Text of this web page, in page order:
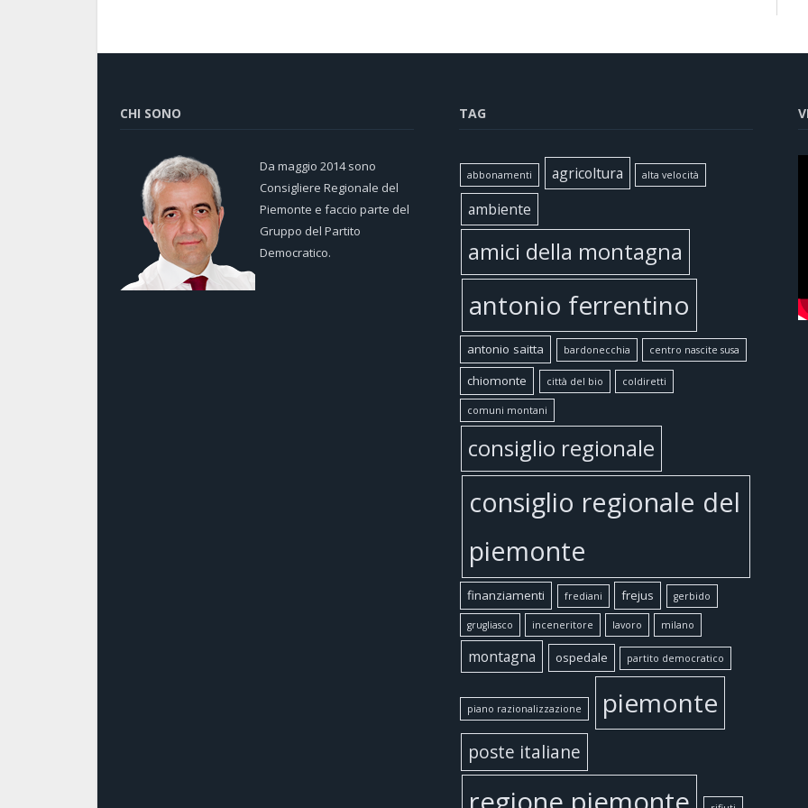
CHI SONO
Da maggio 2014 sono
Consigliere Regionale del
Piemonte e faccio parte del
Gruppo del Partito
Democratico.
TAG
abbonamenti agricoltura alta velocità
ambiente
amici della montagna
antonio ferrentino
antonio saitta bardonecchia centro nascite susa
chiomonte città del bio coldiretti
comuni montani
consiglio regionale
consiglio regionale del
piemonte
finanziamenti frediani frejus gerbido
grugliasco inceneritore lavoro milano
montagna ospedale partito democratico
piano razionalizzazione piemonte
poste italiane